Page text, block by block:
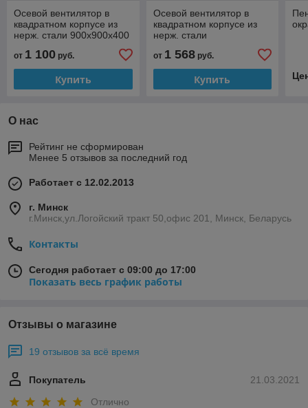
Осевой вентилятор в
квадратном корпусе из
нерж. стали 900x900x400
от 1 100 руб.
Купить
Осевой вентилятор в
квадратном корпусе из
нерж. стали
от 1 568руб.
Купить
О нас
Рейтинг не сформирован
Менее 5 отзывов за последний год
Работает с 12.02.2013
г. Минск
г.Минск,ул.Логойский тракт 50,офис 201, Минск, Беларусь
Контакты
Сегодня работает с 09:00 до 17:00
Показать весь график работы
Отзывы о магазине
19 отзывов за всё время
21.03.2021
Покупатель
Отлично